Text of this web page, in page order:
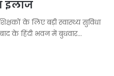
इलाज
के लिए बड़ी स्वास्थ्य सुविधा
के हिंदी भवन में बुधवार…